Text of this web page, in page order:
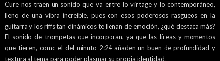
Cure nos traen un sonido que va entre lo vintage y lo contemporáneo,
lleno de una vibra increíble, pues con esos poderosos rasgueos en la
guitarra y los riffs tan dinámicos te llenan de emoción, ¿qué destaca más?
El sonido de trompetas que incorporan, ya que las líneas y momentos
que tienen, como el del minuto 2:24 añaden un buen de profundidad y
textura al tema para poder plasmar su propia identidad.